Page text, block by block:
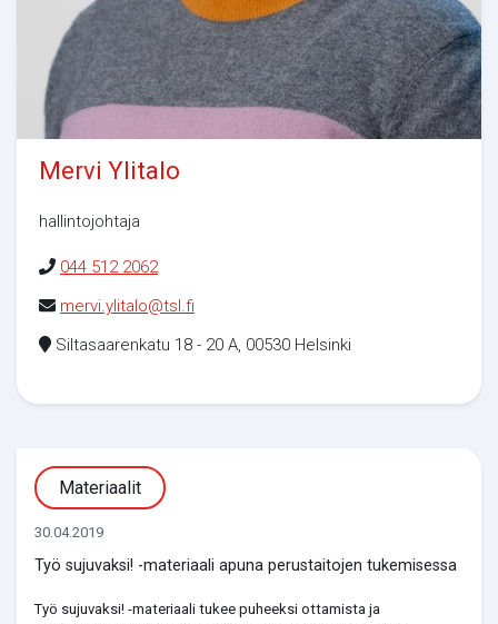
Mervi Ylitalo
hallintojohtaja
044 512 2062
mervi.ylitalo@tsl.fi
Siltasaarenkatu 18 - 20 A, 00530 Helsinki
Materiaalit
30.04.2019
Työ sujuvaksi! -materiaali apuna perustaitojen tukemisessa
Työ sujuvaksi! -materiaali tukee puheeksi ottamista ja